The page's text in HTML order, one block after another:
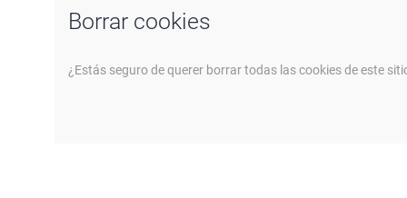
Borrar cookies
¿Estás seguro de querer borrar todas las cookies de este